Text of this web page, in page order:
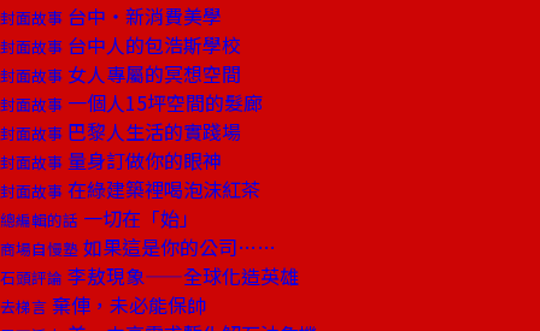
封面故事 台中‧新消費美學
封面故事 台中人的包浩斯學校
封面故事 女人專屬的冥想空間
封面故事 一個人15坪空間的髮廊
封面故事 巴黎人生活的實踐場
封面故事 量身訂做你的眼神
封面故事 在綠建築裡喝泡沫紅茶
總編輯的話 一切在「始」
商場自慢塾 如果這是你的公司……
石頭評論 李敖現象——全球化造英雄
去梯言 棄俥，未必能保帥